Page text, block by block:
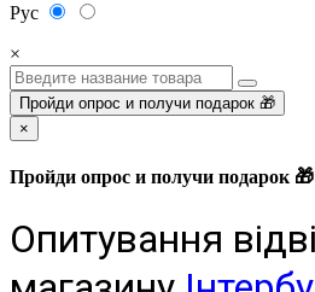
Рус
×
Пройди опрос и получи подарок 🎁
×
Пройди опрос и получи подарок 🎁